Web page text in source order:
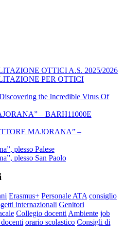
OTTICI A.S. 2025/2026
PER OTTICI
the Incredible Virus Of
– BARH11000E
MAJORANA” –
plesso Palese
plesso San Paolo
Erasmus+ Personale ATA consiglio
internazionali Genitori
Collegio docenti Ambiente job
orario scolastico Consigli di